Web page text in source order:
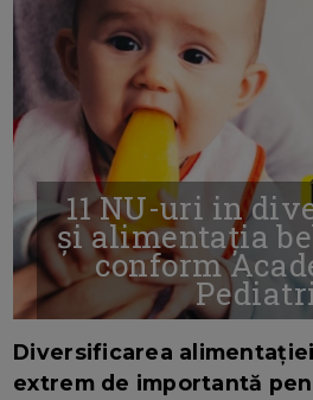
11 NU-uri in
și alimentația
conform
Diversificarea
extrem de importantă